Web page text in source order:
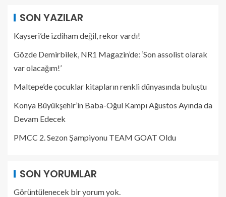
SON YAZILAR
Kayseri’de izdiham değil, rekor vardı!
Gözde Demirbilek, NR1 Magazin’de: ‘Son assolist olarak
var olacağım!’
Maltepe’de çocuklar kitapların renkli dünyasında buluştu
Konya Büyükşehir’in Baba-Oğul Kampı Ağustos Ayında da
Devam Edecek
PMCC 2. Sezon Şampiyonu TEAM GOAT Oldu
SON YORUMLAR
Görüntülenecek bir yorum yok.